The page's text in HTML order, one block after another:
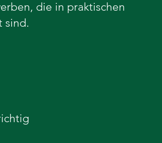
die in praktischen
sind.